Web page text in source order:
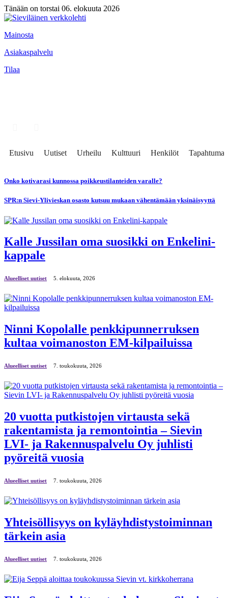
Tänään on torstai 06. elokuuta 2026
Mainosta
Asiakaspalvelu
Tilaa
Etusivu Uutiset Urheilu Kulttuuri Henkilöt Tapahtumat
Onko kotivarasi kunnossa poikkeustilanteiden varalle?
SPR:n Sievi-Ylivieskan osasto kutsuu mukaan vähentämään yksinäisyyttä
Kalle Jussilan oma suosikki on Enkelini-
kappale
Alueelliset uutiset 5. elokuuta, 2026
Ninni Kopolalle penkkipunnerruksen
kultaa voimanoston EM-kilpailuissa
Alueelliset uutiset 7. toukokuuta, 2026
20 vuotta putkistojen virtausta sekä
rakentamista ja remontointia – Sievin
LVI- ja Rakennuspalvelu Oy juhlisti
pyöreitä vuosia
Alueelliset uutiset 7. toukokuuta, 2026
Yhteisöllisyys on kyläyhdistystoiminnan
tärkein asia
Alueelliset uutiset 7. toukokuuta, 2026